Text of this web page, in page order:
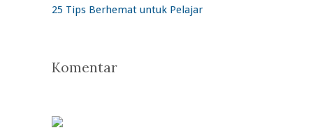
25 Tips Berhemat untuk Pelajar
Komentar